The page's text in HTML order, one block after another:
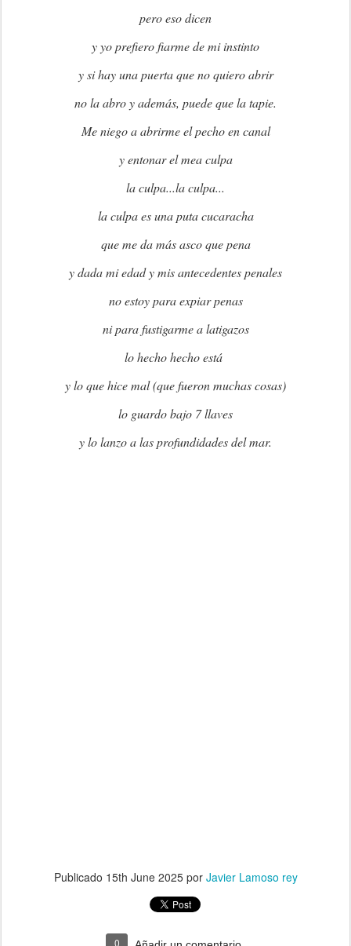
pero eso dicen
y yo prefiero fiarme de mi instinto
y si hay una puerta que no quiero abrir
no la abro y además, puede que la tapie.
Me niego a abrirme el pecho en canal
y entonar el mea culpa
la culpa...la culpa...
la culpa es una puta cucaracha
que me da más asco que pena
y dada mi edad y mis antecedentes penales
no estoy para expiar penas
ni para fustigarme a latigazos
lo hecho hecho está
y lo que hice mal (que fueron muchas cosas)
lo guardo bajo 7 llaves
y lo lanzo a las profundidades del mar.
Publicado 15th June 2025por Javier Lamoso rey
0